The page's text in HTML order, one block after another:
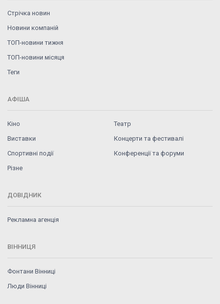
Стрічка новин
Новини компаній
ТОП-новини тижня
ТОП-новини місяця
Теги
АФІША
Кіно
Театр
Виставки
Концерти та фестивалі
Спортивні події
Конференції та форуми
Різне
ДОВІДНИК
Рекламна агенція
ВІННИЦЯ
Фонтани Вінниці
Люди Вінниці